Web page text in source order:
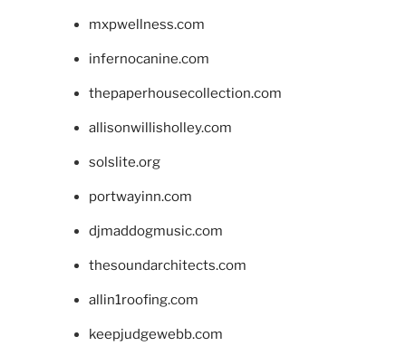
mxpwellness.com
infernocanine.com
thepaperhousecollection.com
allisonwillisholley.com
solslite.org
portwayinn.com
djmaddogmusic.com
thesoundarchitects.com
allin1roofing.com
keepjudgewebb.com